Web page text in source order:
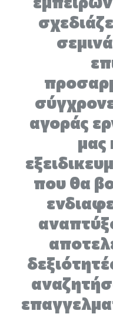
αγοράς
μας
που θα